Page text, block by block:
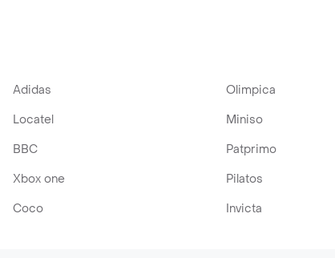
Adidas Olimpica
Locatel
Miniso
BBC
Patprimo
Xbox one
Pilatos
Coco
Invicta